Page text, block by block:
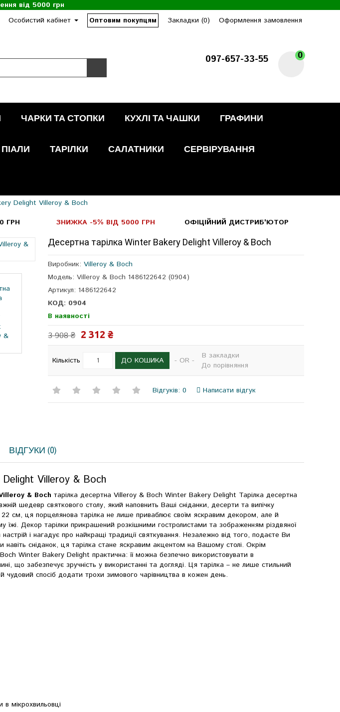
від 5000 грн
Особистий кабінет Оптовим покупцям Закладки (0) Оформлення замовлення
097-657-33-55 0
ЧАРКИ ТА СТОПКИ КУХЛІ ТА ЧАШКИ ГРАФИНИ
ПІАЛИ ТАРІЛКИ САЛАТНИКИ СЕРВІРУВАННЯ
Delight Villeroy & Boch
ГРН
ЗНИЖКА -5% ВІД 5000 ГРН ОФІЦІЙНИЙ ДИСТРИБ'ЮТОР
Десертна тарілка Winter Bakery Delight Villeroy & Boch
Виробник:Villeroy & Boch
Модель: Villeroy & Boch 1486122642 (0904)
Артикул: 1486122642
КОД: 0904
В наявності
3 908 ₴ 2 312 ₴
Кількість ДО КОШИКА - OR -
В закладки
До порівняння
Відгуків: 0 Написати відгук
ВІДГУКИ (0)
Delight Villeroy & Boch
& Boch тарілка десертна Villeroy & Boch Winter Bakery Delight Тарілка десертна
шедевр святкового столу, який наповнить Ваші сніданки, десерти та випічку
см, ця порцелянова тарілка не лише приваблює своїм яскравим декором, але й
їжі. Декор тарілки прикрашений розкішними гостролистами та зображенням різдвяної
і нагадує про найкращі традиції святкування. Незалежно від того, подаєте Ви
навіть сніданок, ця тарілка стане яскравим акцентом на Вашому столі. Окрім
Winter Bakery Delight практична: її можна безпечно використовувати в
що забезпечує зручність у використанні та догляді. Ця тарілка – не лише стильний
чудовий спосіб додати трохи зимового чарівництва в кожен день.
мікрохвильовці